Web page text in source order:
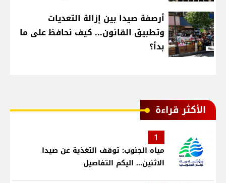
أرصفة صيدا بين إزالة التعديات
وتطبيق القانون... كيف نحافظ على ما
بدأ؟
الأكثر قراءة
1
مياه الجنوب: توقف التغذية عن صيدا
الاثنين... اليكم التفاصيل